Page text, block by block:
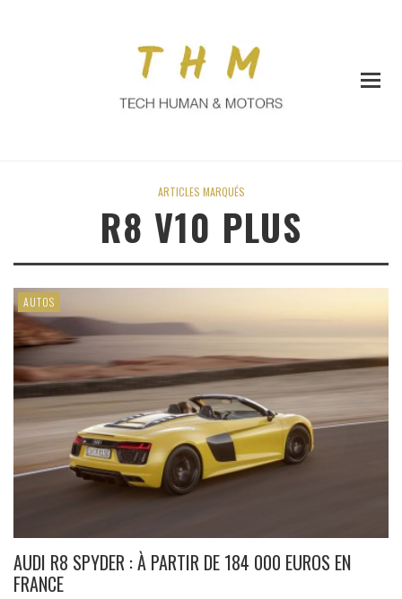
ARTICLES MARQUÉS
R8 V10 PLUS
AUTOS
AUDI R8 SPYDER : À PARTIR DE 184 000 EUROS EN
FRANCE